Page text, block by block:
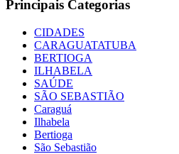
Principais Categorias
CIDADES
CARAGUATATUBA
BERTIOGA
ILHABELA
SAÚDE
SÃO SEBASTIÃO
Caraguá
Ilhabela
Bertioga
São Sebastião